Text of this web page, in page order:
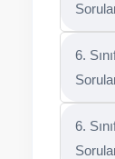
6.
6.